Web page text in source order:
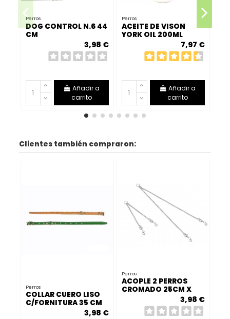
Perros
DOG CONTROL N.6 44
CM
3,98 €
Añadir a
carrito
Perros
ACEITE DE VISON
YORK OIL 200ML
7,97 €
Añadir a
carrito
Clientes también compraron:
Perros
COLLAR CUERO LISO
C/FORNITURA 35 CM
3,98 €
Perros
ACOPLE 2 PERROS
CROMADO 25CM X
3,98 €